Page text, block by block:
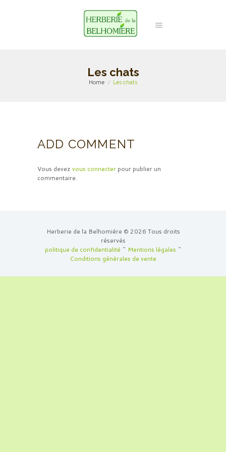
Les chats
Home Les chats
ADD COMMENT
Vous devez vous connecter pour publier un
commentaire.
Herberie de la Belhomière © 2026 Tous droits
réservés
politique de confidentialité ~ Mentions légales ~
Conditions générales de vente